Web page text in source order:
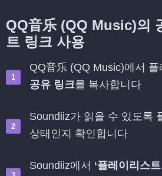
QQ音乐 (QQ Music)의
트 링크 사용
QQ音乐 (QQ Music)에서
공유 링크를 복사합니다
Soundiiz가 읽을 수 있도록
상태인지 확인합니다
Soundiiz에서 ‘플레이리스